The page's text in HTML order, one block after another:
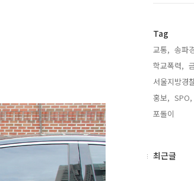
Tag
교통, 송파
학교폭력,
서울지방경
홍보, SPO,
포돌이,
최
최근글